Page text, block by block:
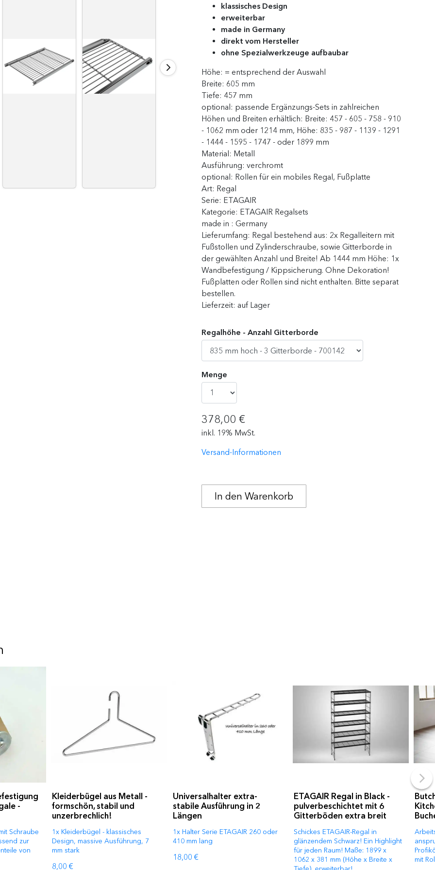
klassisches Design
erweiterbar
made in Germany
direkt vom Hersteller
ohne Spezialwerkzeuge aufbaubar
Höhe: = entsprechend der Auswahl
Breite: 605 mm
Tiefe: 457 mm
optional: passende Ergänzungs-Sets in zahlreichen
Höhen und Breiten erhältlich: Breite: 457 - 605 - 758 - 910
- 1062 mm oder 1214 mm, Höhe: 835 - 987 - 1139 - 1291
- 1444 - 1595 - 1747 - oder 1899 mm
Material: Metall
Ausführung:verchromt
optional: Rollen für ein mobiles Regal, Fußplatte
Art: Regal
Serie: ETAGAIR
Kategorie: ETAGAIR Regalsets
made in :Germany
Lieferumfang: Regal bestehend aus: 2x Regalleitern mit
Fußstollen und Zylinderschraube, sowie Gitterborde in
der gewählten Anzahl und Breite! Ab 1444 mm Höhe: 1x
Wandbefestigung / Kippsicherung . Ohne Dekoration!
Fußplatten oder Rollen sind nicht enthalten. Bitte separat
bestellen.
Lieferzeit:auf Lager
Regalhöhe - Anzahl Gitterborde
Menge
378,00 €
inkl. 19% MwSt.
Versand-Informationen
-
Schraube
zur
von
Kleiderbügel aus Metall -
formschön, stabil und
unzerbrechlich!
1x Kleiderbügel - klassisches
Design, massive Ausführung, 7
mm stark
8,00 €
Universalhalter extra-
stabile Ausführung in 2
Längen
1x Halter Serie ETAGAIR 260 oder
410 mm lang
18,00 €
ETAGAIR Regal in Black -
pulverbeschichtet mit 6
Gitterböden extra breit
Schickes ETAGAIR-Regal in
glänzendem Schwarz! Ein Highlight
für jeden Raum! Maße: 1899 x
1062 x 381 mm (Höhe x Breite x
mit